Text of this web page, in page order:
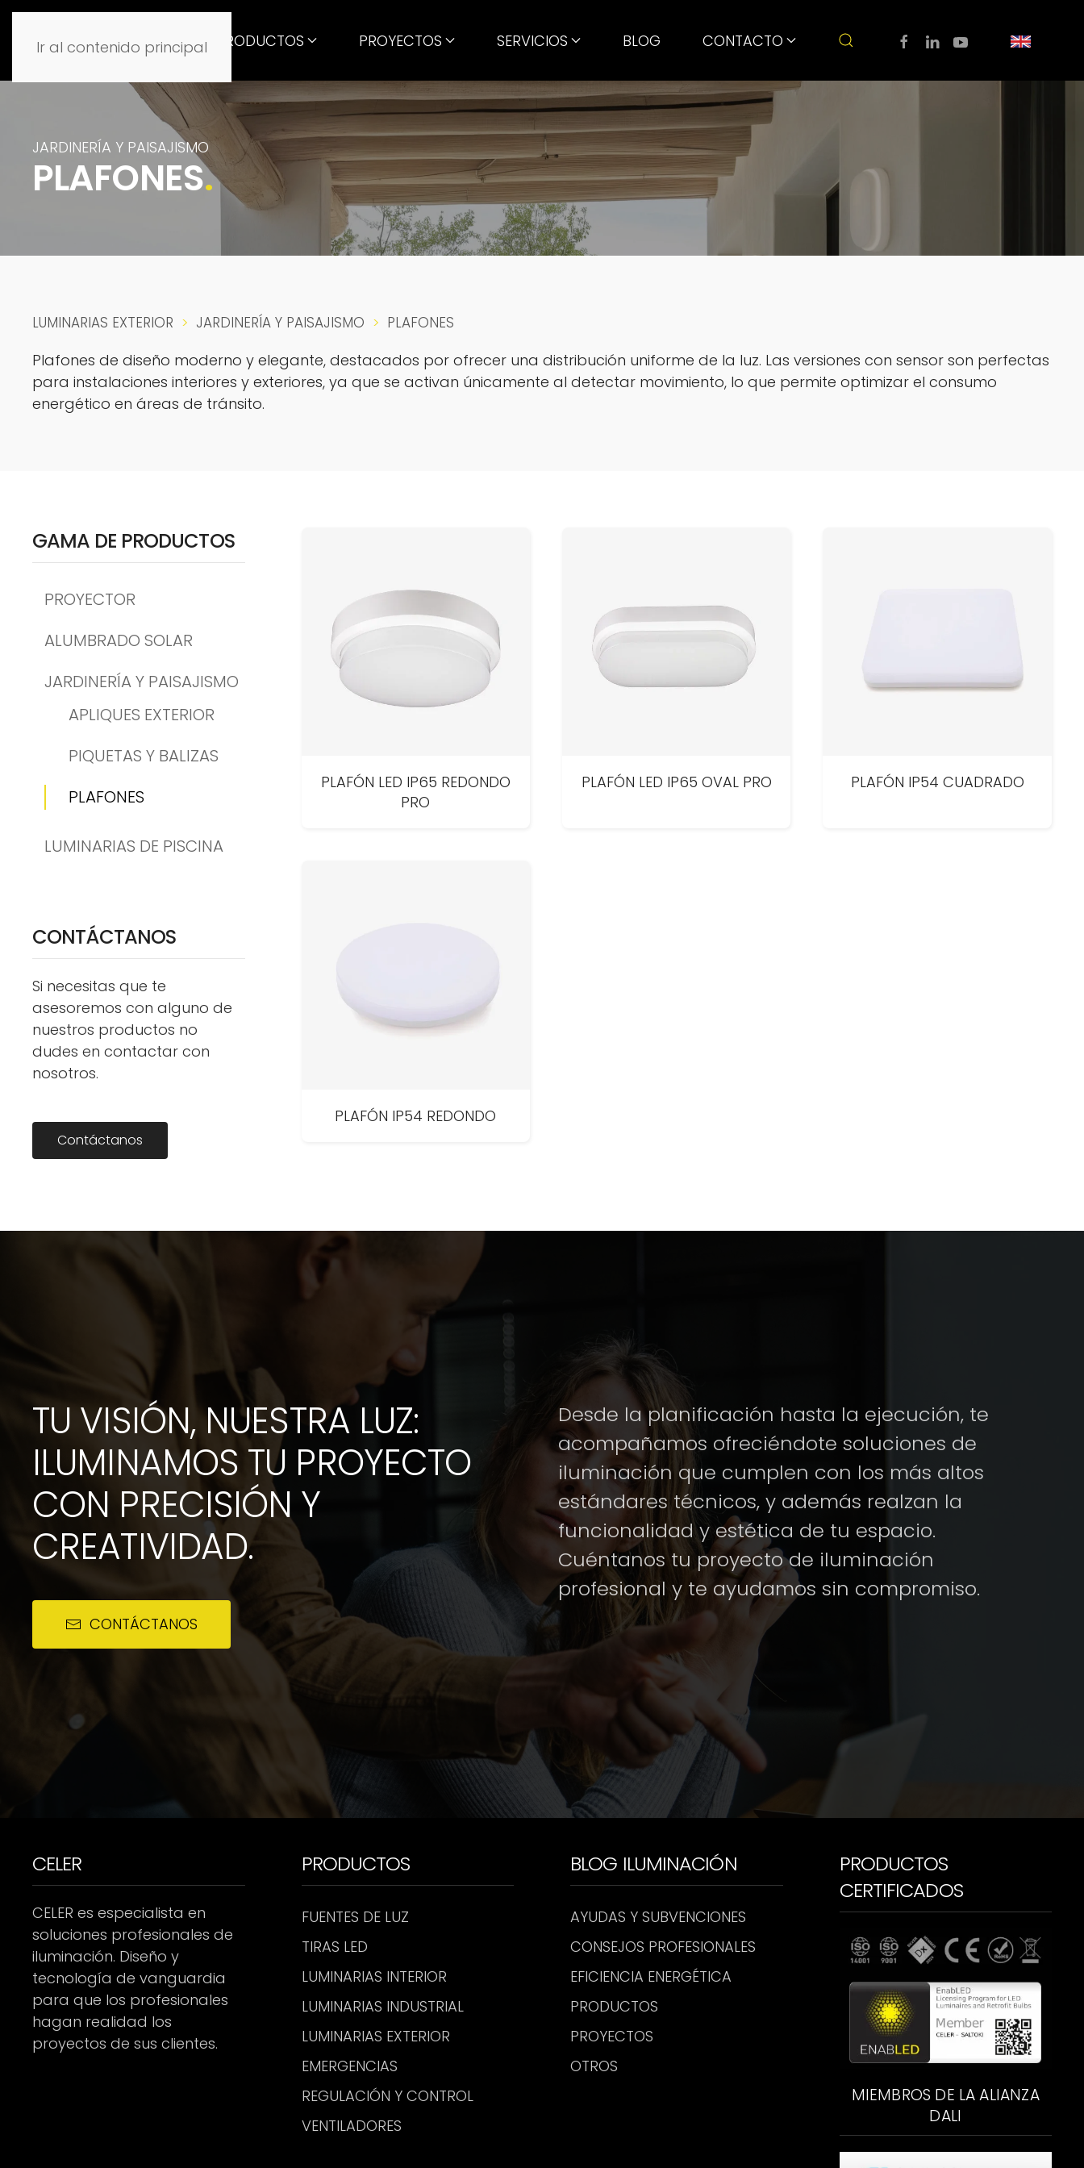
Ir al contenido principal PRODUCTOS PROYECTOS SERVICIOS BLOG CONTACTO
JARDINERÍA Y PAISAJISMO
PLAFONES.
LUMINARIAS EXTERIOR JARDINERÍA Y PAISAJISMO PLAFONES
Plafones de diseño moderno y elegante, destacados por ofrecer una distribución uniforme de la luz. Las versiones con sensor son perfectas
para instalaciones interiores y exteriores, ya que se activan únicamente al detectar movimiento, lo que permite optimizar el consumo
energético en áreas de tránsito.
GAMA DE PRODUCTOS
PROYECTOR
ALUMBRADO SOLAR
JARDINERÍA Y PAISAJISMO
APLIQUES EXTERIOR
PIQUETAS Y BALIZAS
PLAFONES
LUMINARIAS DE PISCINA
CONTÁCTANOS
Si necesitas que te
asesoremos con alguno de
nuestros productos no
dudes en contactar con
nosotros.
Contáctanos
PLAFÓN LED IP65 REDONDO
PRO
PLAFÓN LED IP65 OVAL PRO PLAFÓN IP54 CUADRADO
PLAFÓN IP54 REDONDO
TU VISIÓN, NUESTRA LUZ:
ILUMINAMOS TU PROYECTO
CON PRECISIÓN Y
CREATIVIDAD.
CONTÁCTANOS
Desde la planificación hasta la ejecución, te
acompañamos ofreciéndote soluciones de
iluminación que cumplen con los más altos
estándares técnicos, y además realzan la
funcionalidad y estética de tu espacio.
Cuéntanos tu proyecto de iluminación
profesional y te ayudamos sin compromiso.
CELER
CELER es especialista en
soluciones profesionales de
iluminación. Diseño y
tecnología de vanguardia
para que los profesionales
hagan realidad los
proyectos de sus clientes.
PRODUCTOS
FUENTES DE LUZ
TIRAS LED
LUMINARIAS INTERIOR
LUMINARIAS INDUSTRIAL
LUMINARIAS EXTERIOR
EMERGENCIAS
REGULACIÓN Y CONTROL
VENTILADORES
BLOG ILUMINACIÓN
AYUDAS Y SUBVENCIONES
CONSEJOS PROFESIONALES
EFICIENCIA ENERGÉTICA
PRODUCTOS
PROYECTOS
OTROS
PRODUCTOS
CERTIFICADOS
MIEMBROS DE LA ALIANZA
DALI